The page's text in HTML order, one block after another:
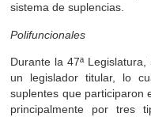
sistema de suplencias.
Polifuncionales
Durante la 47ª
un legislador titular, lo
suplentes que participaron
principalmente por tres